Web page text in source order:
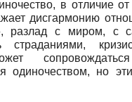
в отличие от
дисгармонию
с миром, с
страданиями,
одиночеством, но